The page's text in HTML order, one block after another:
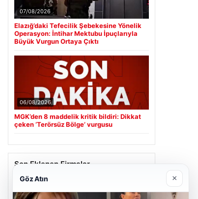
07/08/2026
Elazığ’daki Tefecilik Şebekesine Yönelik
Operasyon: İntihar Mektubu İpuçlarıyla
Büyük Vurgun Ortaya Çıktı
06/08/2026
MGK’den 8 maddelik kritik bildiri: Dikkat
çeken ‘Terörsüz Bölge’ vurgusu
Son Eklenen Firmalar
Göz Atın ×